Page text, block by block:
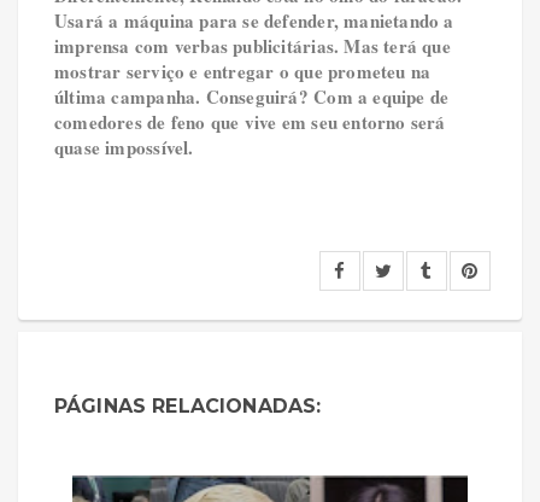
Usará a máquina para se defender, manietando a
imprensa com verbas publicitárias. Mas terá que
mostrar serviço e entregar o que prometeu na
última campanha. Conseguirá? Com a equipe de
comedores de feno que vive em seu entorno será
quase impossível.
PÁGINAS RELACIONADAS: